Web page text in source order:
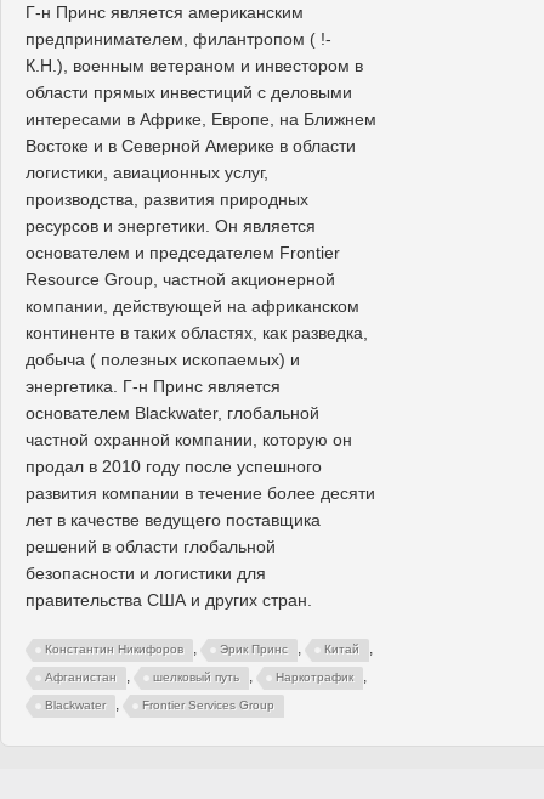
Г-н Принс является американским
предпринимателем, филантропом ( !-
К.Н.), военным ветераном и инвестором в
области прямых инвестиций с деловыми
интересами в Африке, Европе, на Ближнем
Востоке и в Северной Америке в области
логистики, авиационных услуг,
производства, развития природных
ресурсов и энергетики. Он является
основателем и председателем Frontier
Resource Group, частной акционерной
компании, действующей на африканском
континенте в таких областях, как разведка,
добыча ( полезных ископаемых) и
энергетика. Г-н Принс является
основателем Blackwater, глобальной
частной охранной компании, которую он
продал в 2010 году после успешного
развития компании в течение более десяти
лет в качестве ведущего поставщика
решений в области глобальной
безопасности и логистики для
правительства США и других стран.
Константин Никифоров , Эрик Принс , Китай ,
Афганистан , шелковый путь , Наркотрафик ,
Blackwater , Frontier Services Group